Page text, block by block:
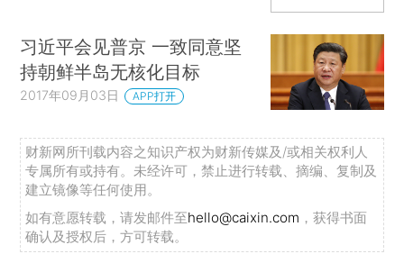
习近平会见普京 一致同意坚
持朝鲜半岛无核化目标
2017年09月03日 APP打开
财新网所刊载内容之知识产权为财新传媒及/或相关权利人
专属所有或持有。未经许可，禁止进行转载、摘编、复制及
建立镜像等任何使用。
如有意愿转载，请发邮件至hello@caixin.com ，获得书面
确认及授权后，方可转载。